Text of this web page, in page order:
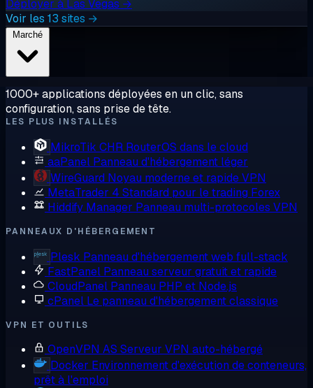
Déployer à Las Vegas →
Voir les 13 sites →
1000+ applications déployées en un clic, sans
configuration, sans prise de tête.
LES PLUS INSTALLÉS
MikroTik CHR RouterOS dans le cloud
aaPanel Panneau d'hébergement léger
WireGuard Noyau moderne et rapide VPN
MetaTrader 4 Standard pour le trading Forex
Hiddify Manager Panneau multi-protocoles VPN
PANNEAUX D'HÉBERGEMENT
Plesk Panneau d'hébergement web full-stack
FastPanel Panneau serveur gratuit et rapide
CloudPanel Panneau PHP et Node.js
cPanel Le panneau d'hébergement classique
VPN ET OUTILS
OpenVPN AS Serveur VPN auto-hébergé
Docker Environnement d'exécution de conteneurs,
prêt à l'emploi